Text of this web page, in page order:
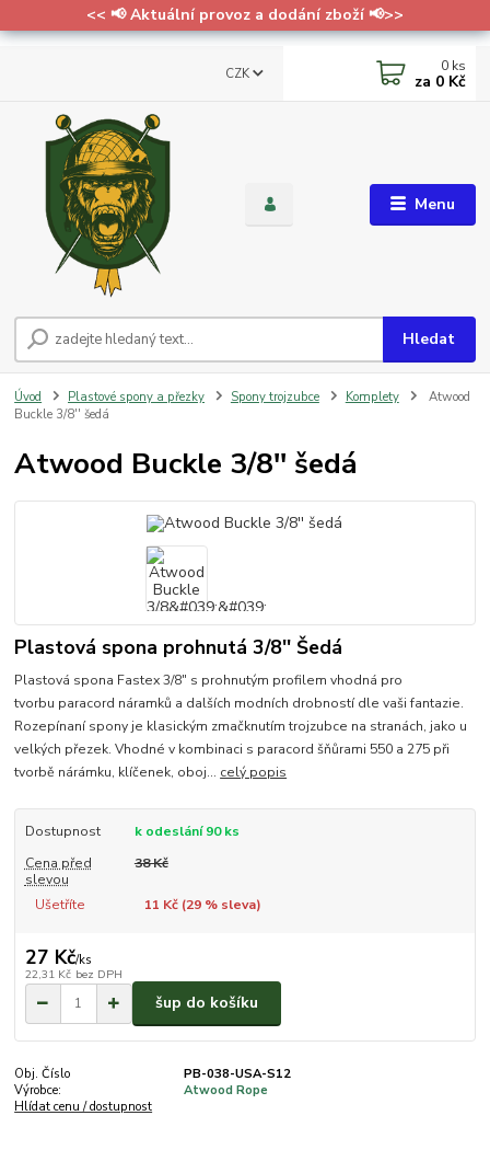
<< 📢 Aktuální provoz a dodání zboží 📢>>
Menu
CZK
Hledat
0 ks
za 0 Kč
Úvod Plastové spony a přezky Spony trojzubce Komplety
Atwood
Buckle 3/8'' šedá
Atwood Buckle 3/8'' šedá
Plastová spona prohnutá 3/8'' Šedá
Plastová spona Fastex 3/8" s prohnutým profilem vhodná pro
tvorbu paracord náramků a dalších modních drobností dle vaši fantazie.
Rozepínaní spony je klasickým zmačknutím trojzubce na stranách, jako u
velkých přezek. Vhodné v kombinaci s paracord šňůrami 550 a 275 při
tvorbě nárámku, klíčenek, oboj... celý popis
Dostupnost
k odeslání 90 ks
Cena před
slevou
38 Kč
Ušetříte 11 Kč (29% sleva)
27 Kč/ks
22,31 Kč bez DPH
šup do košíku
Obj. Číslo
PB-038-USA-S12
Výrobce:
Atwood Rope
Hlídat cenu / dostupnost